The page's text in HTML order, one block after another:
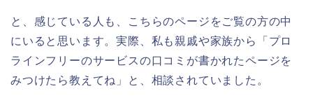
と、感じている人も、こちらのページをご覧の方の中
にいると思います。実際、私も親戚や家族から「プロ
ラインフリーのサービスの口コミが書かれたページを
みつけたら教えてね」と、相談されていました。